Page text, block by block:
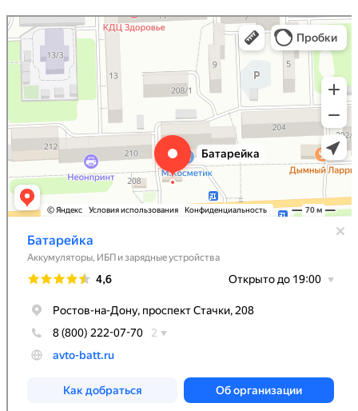
Батарейка
Аккумуляторы и зарядные устройства в Ростове‑на‑Дону